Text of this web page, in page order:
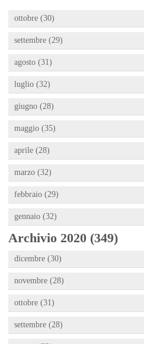
ottobre (30)
settembre (29)
agosto (31)
luglio (32)
giugno (28)
maggio (35)
aprile (28)
marzo (32)
febbraio (29)
gennaio (32)
Archivio 2020 (349)
dicembre (30)
novembre (28)
ottobre (31)
settembre (28)